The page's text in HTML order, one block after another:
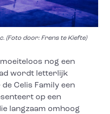
(Foto door: Frens te Kiefte)
nog een
wordt letterlijk
Celis Family een
op een
langzaam omhoog